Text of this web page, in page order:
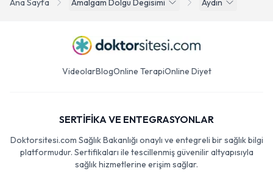
Ana Sayfa Amalgam Dolgu Degisimi Aydın
VideolarBlogOnline TerapiOnline Diyet
SERTİFİKA VE ENTEGRASYONLAR
Doktorsitesi.com Sağlık Bakanlığı onaylı ve entegreli bir sağlık bilgi
platformudur. Sertifikaları ile tescillenmiş güvenilir altyapısıyla
sağlık hizmetlerine erişim sağlar.